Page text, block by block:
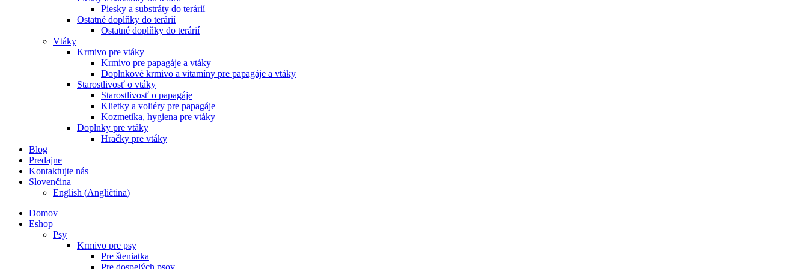
Piesky a substráty do terárií
Ostatné doplňky do terárií
Ostatné doplňky do terárií
Vtáky
Krmivo pre vtáky
Krmivo pre papagáje a vtáky
Doplnkové krmivo a vitamíny pre papagáje a vtáky
Starostlivosť o vtáky
Starostlivosť o papagáje
Klietky a voliéry pre papagáje
Kozmetika, hygiena pre vtáky
Doplnky pre vtáky
Hračky pre vtáky
Blog
Predajne
Kontaktujte nás
Slovenčina
English (Angličtina)
Domov
Eshop
Psy
Krmivo pre psy
Pre šteniatka
Pre dospelých psov